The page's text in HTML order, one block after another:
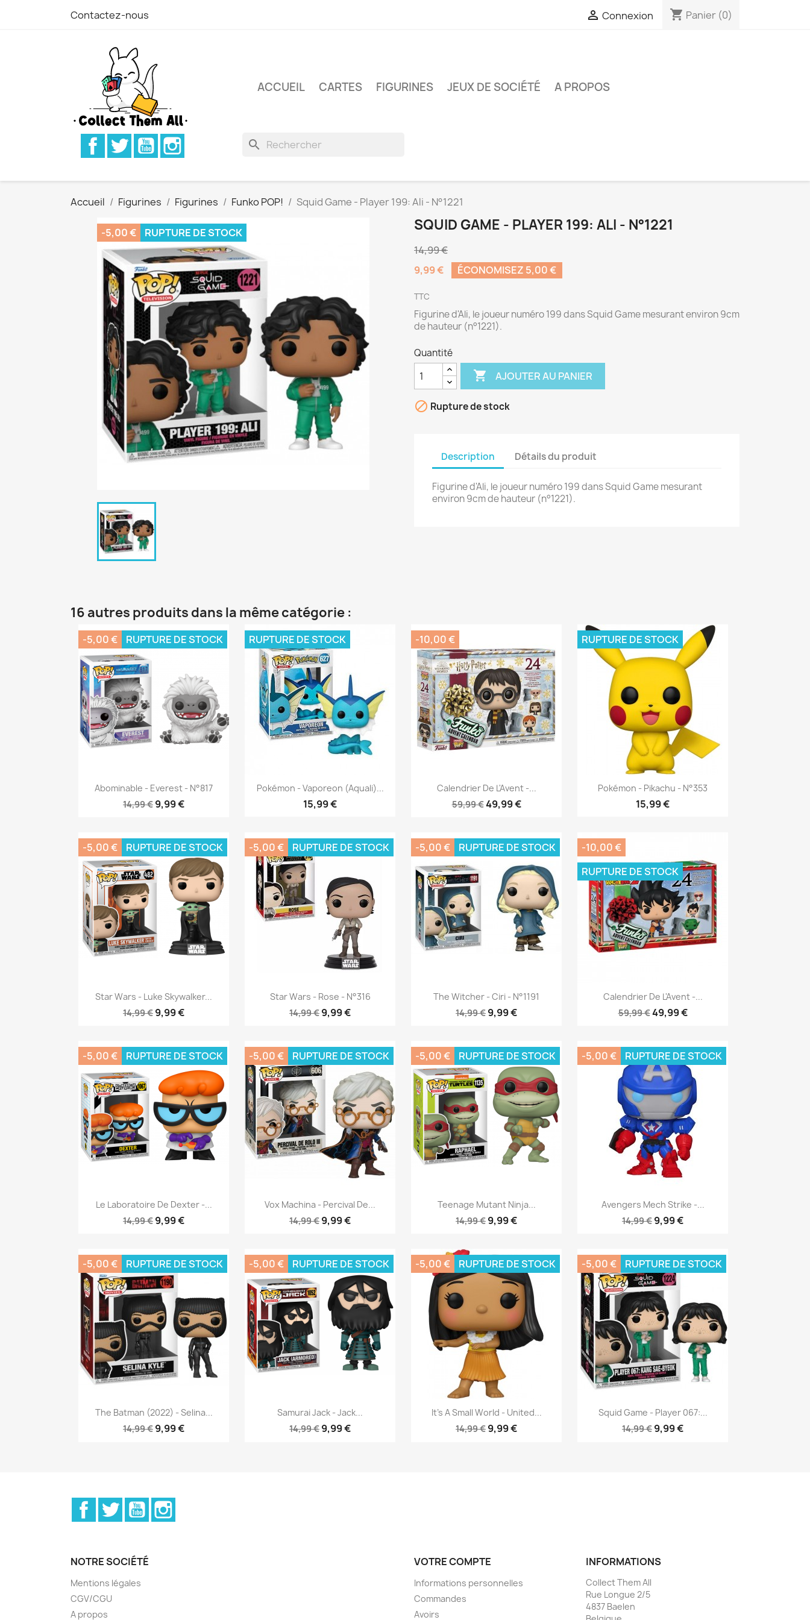
Contactez-nous  Connexion shopping_cart Panier (0)
ACCUEIL CARTES FIGURINES JEUX DE SOCIÉTÉ A PROPOS
FacebookTwitterYouTube search
Accueil Figurines Figurines Funko POP! Squid Game - Player 199: Ali - N°1221
-5,00 € RUPTURE DE STOCK SQUID GAME - PLAYER 199: ALI - N°1221
14,99 €
9,99 €
ÉCONOMISEZ 5,00 €
TTC
Figurine d'Ali, le joueur numéro 199 dans Squid Game mesurant environ 9cm
de hauteur (n°1221).
Quantité
 AJOUTER AU PANIER
 Rupture de stock
Description Détails du produit
Figurine d'Ali, le joueur numéro 199 dans Squid Game mesurant
environ 9cm de hauteur (n°1221).
16 autres produits dans la même catégorie :
Abominable - Everest - N°817
14,99 € 9,99 €
-5,00 € RUPTURE DE STOCK
Aperçu rapide Pokémon - Vaporeon (Aquali)...
15,99 €
RUPTURE DE STOCK
Aperçu rapide
Calendrier De L'Avent -...
59,99 €49,99 €
-10,00 €
Aperçu rapide Pokémon - Pikachu - N°353
15,99 €
RUPTURE DE STOCK
Aperçu rapide
Star Wars - Luke Skywalker...
14,99 € 9,99 €
-5,00 € RUPTURE DE STOCK
Aperçu rapide
Star Wars - Rose - N°316
14,99 € 9,99 €
-5,00 € RUPTURE DE STOCK
Aperçu rapide
The Witcher - Ciri - N°1191
14,99 € 9,99 €
-5,00 € RUPTURE DE STOCK
Aperçu rapide
Calendrier De L'Avent -...
59,99 €49,99 €
-10,00 €
RUPTURE DE STOCK
Aperçu rapide
Le Laboratoire De Dexter -...
14,99 € 9,99 €
-5,00 € RUPTURE DE STOCK
Aperçu rapide
Vox Machina - Percival De...
14,99 € 9,99 €
-5,00 € RUPTURE DE STOCK
Aperçu rapide
Teenage Mutant Ninja...
14,99 € 9,99 €
-5,00 € RUPTURE DE STOCK
Aperçu rapide
Avengers Mech Strike -...
14,99 € 9,99 €
-5,00 € RUPTURE DE STOCK
Aperçu rapide
The Batman (2022) - Selina...
14,99 € 9,99 €
-5,00 € RUPTURE DE STOCK
Aperçu rapide
Samurai Jack - Jack...
14,99 € 9,99 €
-5,00 € RUPTURE DE STOCK
Aperçu rapide
It's A Small World - United...
14,99 € 9,99 €
-5,00 € RUPTURE DE STOCK
Aperçu rapide
Squid Game - Player 067:...
14,99 € 9,99 €
-5,00 € RUPTURE DE STOCK
Aperçu rapide
FacebookTwitterYouTube
NOTRE SOCIÉTÉ
Mentions légales
CGV/CGU
A propos
VOTRE COMPTE
Informations personnelles
Commandes
Avoirs
INFORMATIONS
Collect Them All
Rue Longue 2/5
4837 Baelen